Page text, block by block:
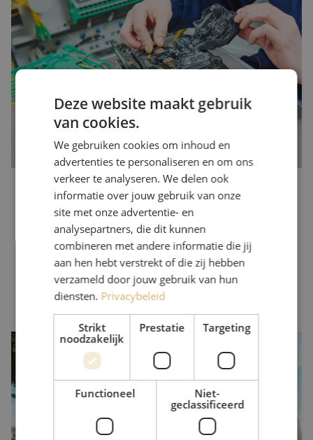
Het assortiment van Fujikura bevat verschillende lasapparaten. Dit
zijn onder andere de 90S+, de 45S en de 90R. Al deze lasapparaten
zijn uitgerust met de nieuwste technologieën en zeer
gebruiksvriendelijk. Door de hoge kwaliteitseisen en innovatieve
technologieën van Fujikura zijn zij één van de beste fabrikanten
van glasvezel lasapparaten. Bekijk hier de producten van Fujikura
in onze webshop.
Productiefaciliteiten
Fujikura heeft eigen productie- en ontwikkelingsfaciliteiten in
Japan, Azië en Amerika. Op deze locaties worden zowel
technologieën als nieuwe producten ontwikkeld. Met het beheren
van hun eigen fabrieken, zorgt Fujikura er voor dat zij hun hoge
kwaliteit kunnen waarborgen en hun verantwoordelijkheden ten
Deze website maakt gebruik
van cookies.
We gebruiken cookies om inhoud en
advertenties te personaliseren en om ons
verkeer te analyseren. We delen ook
informatie over jouw gebruik van onze
site met onze advertentie- en
analysepartners, die dit kunnen
combineren met andere informatie die jij
aan hen hebt verstrekt of die zij hebben
verzameld door jouw gebruik van hun
diensten. Privacybeleid
Strikt
noodzakelijk
Prestatie Targeting
Functioneel
Niet-
geclassificeerd